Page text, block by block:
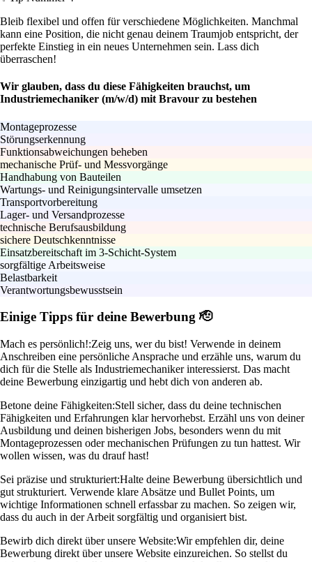
Bleib flexibel und offen für verschiedene Möglichkeiten. Manchmal
kann eine Position, die nicht genau deinem Traumjob entspricht, der
perfekte Einstieg in ein neues Unternehmen sein. Lass dich
überraschen!
Wir glauben, dass du diese Fähigkeiten brauchst, um
Industriemechaniker (m/w/d) mit Bravour zu bestehen
Montageprozesse
Störungserkennung
Funktionsabweichungen beheben
mechanische Prüf- und Messvorgänge
Handhabung von Bauteilen
Wartungs- und Reinigungsintervalle umsetzen
Transportvorbereitung
Lager- und Versandprozesse
technische Berufsausbildung
sichere Deutschkenntnisse
Einsatzbereitschaft im 3-Schicht-System
sorgfältige Arbeitsweise
Belastbarkeit
Verantwortungsbewusstsein
Einige Tipps für deine Bewerbung 🫡
Mach es persönlich!:Zeig uns, wer du bist! Verwende in deinem
Anschreiben eine persönliche Ansprache und erzähle uns, warum du
dich für die Stelle als Industriemechaniker interessierst. Das macht
deine Bewerbung einzigartig und hebt dich von anderen ab.
Betone deine Fähigkeiten:Stell sicher, dass du deine technischen
Fähigkeiten und Erfahrungen klar hervorhebst. Erzähl uns von deiner
Ausbildung und deinen bisherigen Jobs, besonders wenn du mit
Montageprozessen oder mechanischen Prüfungen zu tun hattest. Wir
wollen wissen, was du drauf hast!
Sei präzise und strukturiert:Halte deine Bewerbung übersichtlich und
gut strukturiert. Verwende klare Absätze und Bullet Points, um
wichtige Informationen schnell erfassbar zu machen. So zeigen wir,
dass du auch in der Arbeit sorgfältig und organisiert bist.
Bewirb dich direkt über unsere Website:Wir empfehlen dir, deine
Bewerbung direkt über unsere Website einzureichen. So stellst du